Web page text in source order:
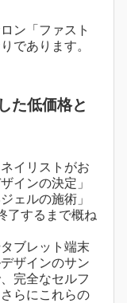
ン「ファスト
であります。
た低価格と
イリストがお
インの決定」
ェルの施術」
了するまで概ね
ブレット端末
ザインのサン
完全なセルフ
らにこれらの